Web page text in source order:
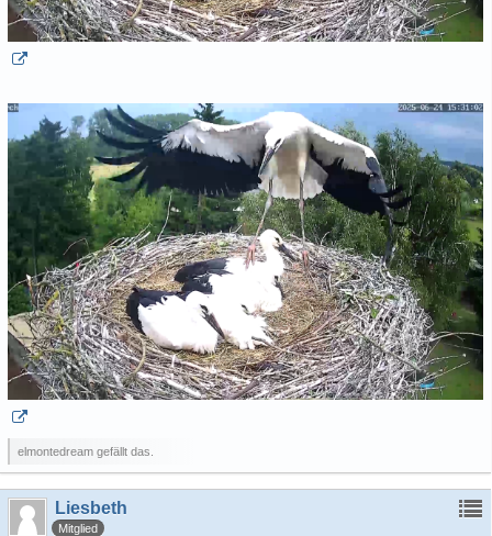
elmontedream gefällt das.
Liesbeth
Mitglied